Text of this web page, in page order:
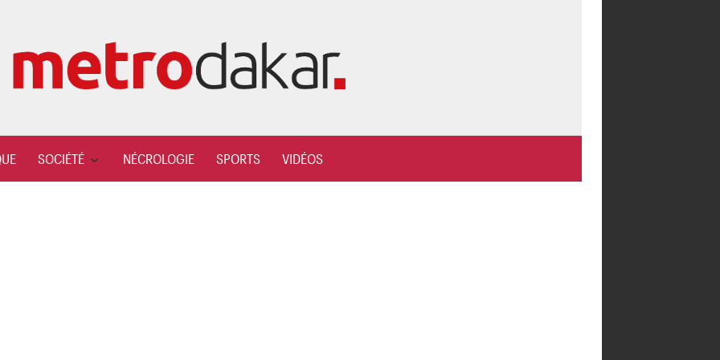
SOCIÉTÉ NÉCROLOGIE SPORTS VIDÉOS